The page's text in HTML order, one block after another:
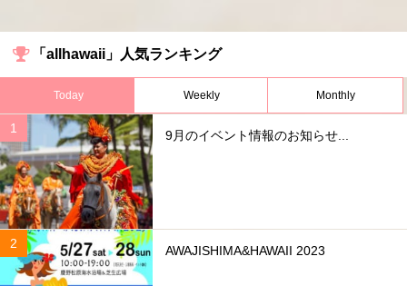
「allhawaii」人気ランキング
Today Weekly Monthly
9月のイベント情報のお知らせ...
AWAJISHIMA&HAWAII 2023